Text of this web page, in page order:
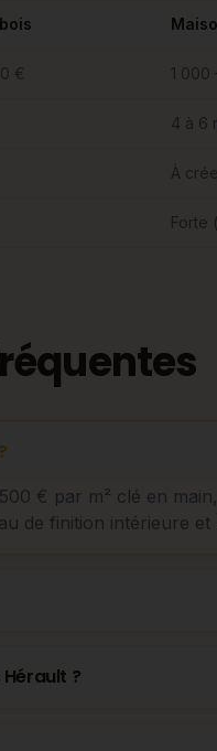
€ 1 000
4 à 6
À
Forte
€ par m² clé en
de finition intérieure et
?